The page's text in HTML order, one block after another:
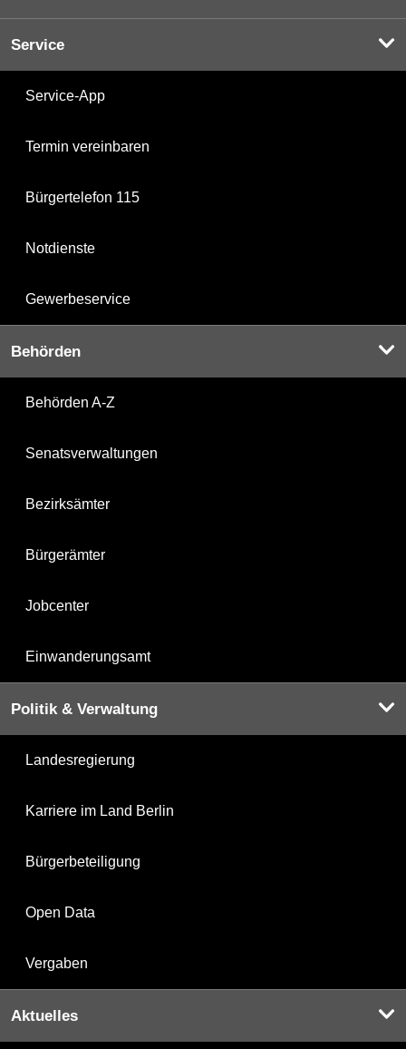
Service
Service-App
Termin vereinbaren
Bürgertelefon 115
Notdienste
Gewerbeservice
Behörden
Behörden A-Z
Senatsverwaltungen
Bezirksämter
Bürgerämter
Jobcenter
Einwanderungsamt
Politik & Verwaltung
Landesregierung
Karriere im Land Berlin
Bürgerbeteiligung
Open Data
Vergaben
Aktuelles